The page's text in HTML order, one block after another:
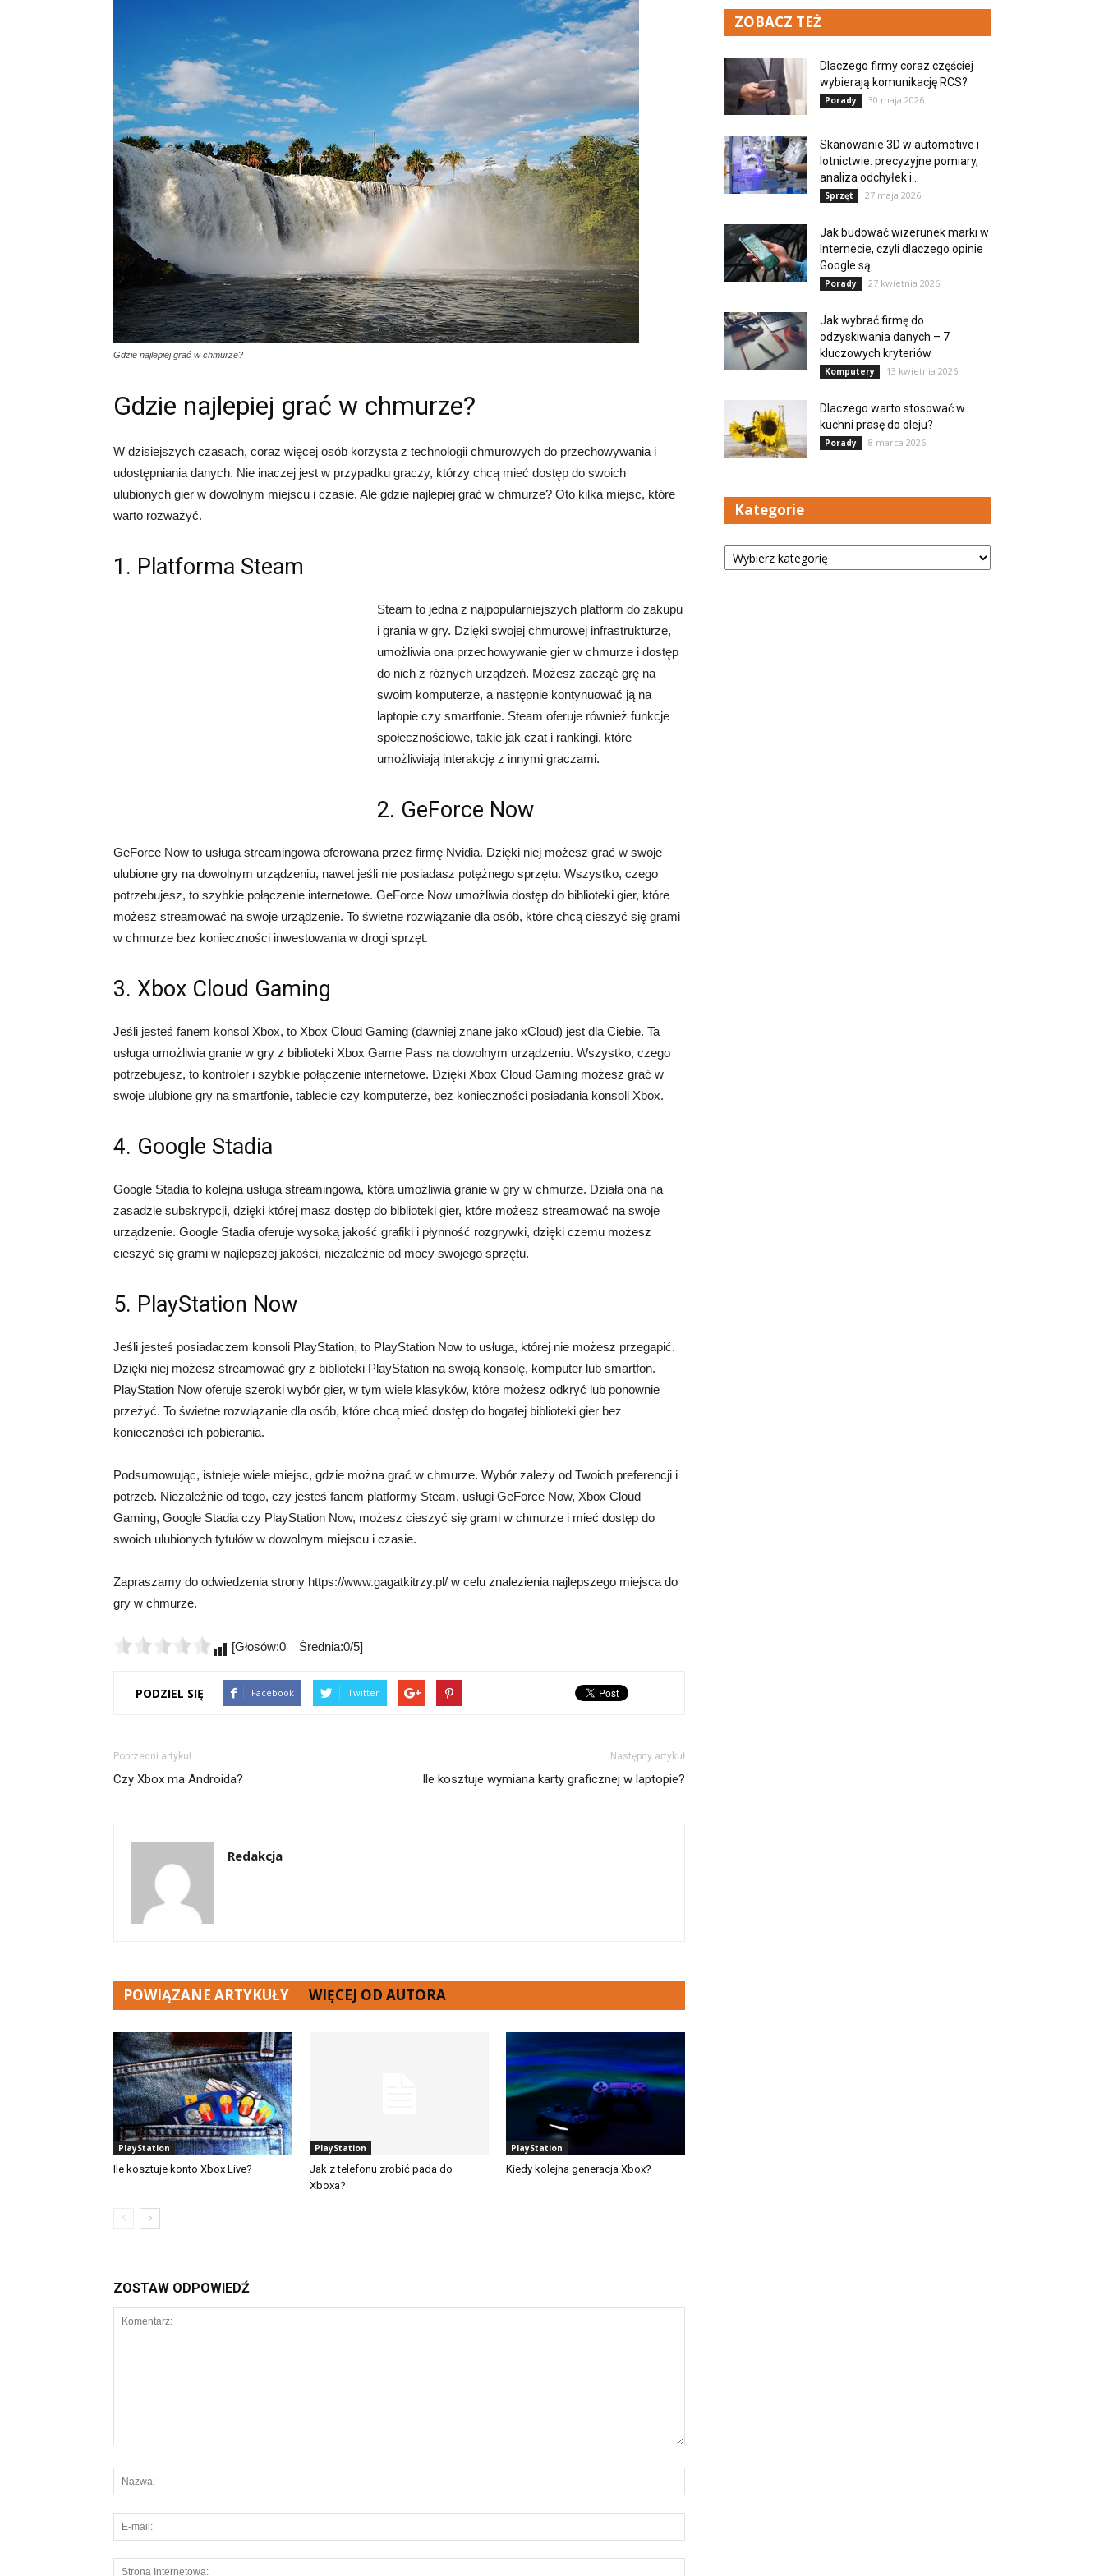
Gdzie najlepiej grać w chmurze?
Gdzie najlepiej grać w chmurze?
W dzisiejszych czasach, coraz więcej osób korzysta z technologii chmurowych do przechowywania i
udostępniania danych. Nie inaczej jest w przypadku graczy, którzy chcą mieć dostęp do swoich
ulubionych gier w dowolnym miejscu i czasie. Ale gdzie najlepiej grać w chmurze? Oto kilka miejsc, które
warto rozważyć.
1. Platforma Steam
Steam to jedna z najpopularniejszych platform do zakupu
i grania w gry. Dzięki swojej chmurowej infrastrukturze,
umożliwia ona przechowywanie gier w chmurze i dostęp
do nich z różnych urządzeń. Możesz zacząć grę na
swoim komputerze, a następnie kontynuować ją na
laptopie czy smartfonie. Steam oferuje również funkcje
społecznościowe, takie jak czat i rankingi, które
umożliwiają interakcję z innymi graczami.
2. GeForce Now
GeForce Now to usługa streamingowa oferowana przez firmę Nvidia. Dzięki niej możesz grać w swoje
ulubione gry na dowolnym urządzeniu, nawet jeśli nie posiadasz potężnego sprzętu. Wszystko, czego
potrzebujesz, to szybkie połączenie internetowe. GeForce Now umożliwia dostęp do biblioteki gier, które
możesz streamować na swoje urządzenie. To świetne rozwiązanie dla osób, które chcą cieszyć się grami
w chmurze bez konieczności inwestowania w drogi sprzęt.
3. Xbox Cloud Gaming
Jeśli jesteś fanem konsol Xbox, to Xbox Cloud Gaming (dawniej znane jako xCloud) jest dla Ciebie. Ta
usługa umożliwia granie w gry z biblioteki Xbox Game Pass na dowolnym urządzeniu. Wszystko, czego
potrzebujesz, to kontroler i szybkie połączenie internetowe. Dzięki Xbox Cloud Gaming możesz grać w
swoje ulubione gry na smartfonie, tablecie czy komputerze, bez konieczności posiadania konsoli Xbox.
4. Google Stadia
Google Stadia to kolejna usługa streamingowa, która umożliwia granie w gry w chmurze. Działa ona na
zasadzie subskrypcji, dzięki której masz dostęp do biblioteki gier, które możesz streamować na swoje
urządzenie. Google Stadia oferuje wysoką jakość grafiki i płynność rozgrywki, dzięki czemu możesz
cieszyć się grami w najlepszej jakości, niezależnie od mocy swojego sprzętu.
5. PlayStation Now
Jeśli jesteś posiadaczem konsoli PlayStation, to PlayStation Now to usługa, której nie możesz przegapić.
Dzięki niej możesz streamować gry z biblioteki PlayStation na swoją konsolę, komputer lub smartfon.
PlayStation Now oferuje szeroki wybór gier, w tym wiele klasyków, które możesz odkryć lub ponownie
przeżyć. To świetne rozwiązanie dla osób, które chcą mieć dostęp do bogatej biblioteki gier bez
konieczności ich pobierania.
Podsumowując, istnieje wiele miejsc, gdzie można grać w chmurze. Wybór zależy od Twoich preferencji i
potrzeb. Niezależnie od tego, czy jesteś fanem platformy Steam, usługi GeForce Now, Xbox Cloud
Gaming, Google Stadia czy PlayStation Now, możesz cieszyć się grami w chmurze i mieć dostęp do
swoich ulubionych tytułów w dowolnym miejscu i czasie.
Zapraszamy do odwiedzenia strony https://www.gagatkitrzy.pl/ w celu znalezienia najlepszego miejsca do
gry w chmurze.
[Głosów:0 Średnia:0/5]
PODZIEL SIĘ Facebook Twitter
Poprzedni artykuł
Czy Xbox ma Androida?
Następny artykuł
Ile kosztuje wymiana karty graficznej w laptopie?
Redakcja
POWIĄZANE ARTYKUŁY WIĘCEJ OD AUTORA
PlayStation
Ile kosztuje konto Xbox Live?
PlayStation
Jak z telefonu zrobić pada do
Xboxa?
PlayStation
Kiedy kolejna generacja Xbox?
ZOSTAW ODPOWIEDŹ
ZOBACZ TEŻ
Dlaczego firmy coraz częściej
wybierają komunikację RCS?
Porady 30 maja 2026
Skanowanie 3D w automotive i
lotnictwie: precyzyjne pomiary,
analiza odchyłek i...
Sprzęt 27 maja 2026
Jak budować wizerunek marki w
Internecie, czyli dlaczego opinie
Google są...
Porady 27 kwietnia 2026
Jak wybrać firmę do
odzyskiwania danych – 7
kluczowych kryteriów
Komputery 13 kwietnia 2026
Dlaczego warto stosować w
kuchni prasę do oleju?
Porady 8 marca 2026
Kategorie
Kategorie